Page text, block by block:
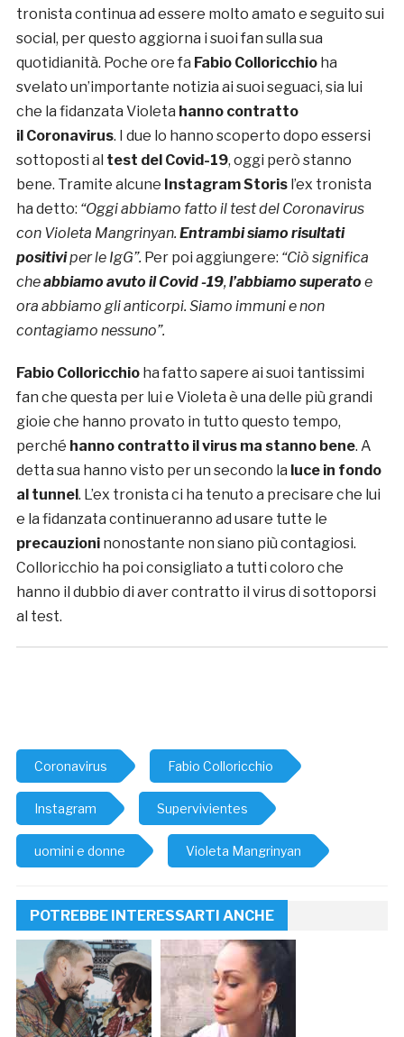
tronista continua ad essere molto amato e seguito sui
social, per questo aggiorna i suoi fan sulla sua
quotidianità. Poche ore fa Fabio Colloricchio ha
svelato un’importante notizia ai suoi seguaci, sia lui
che la fidanzata Violeta hanno contratto
il Coronavirus. I due lo hanno scoperto dopo essersi
sottoposti al test del Covid-19, oggi però stanno
bene. Tramite alcune Instagram Storis l’ex tronista
ha detto: “Oggi abbiamo fatto il test del Coronavirus
con Violeta Mangrinyan. Entrambi siamo risultati
positiviper le IgG”. Per poi aggiungere: “Ciò significa
cheabbiamo avuto il Covid -19,l’abbiamo superato e
ora abbiamo gli anticorpi. Siamo immuni e non
contagiamo nessuno”.
Fabio Colloricchio ha fatto sapere ai suoi tantissimi
fan che questa per lui e Violeta è una delle più grandi
gioie che hanno provato in tutto questo tempo,
perché hanno contratto il virus ma stanno bene. A
detta sua hanno visto per un secondo la luce in fondo
al tunnel . L’ex tronista ci ha tenuto a precisare che lui
e la fidanzata continueranno ad usare tutte le
precauzioninonostante non siano più contagiosi.
Colloricchio ha poi consigliato a tutti coloro che
hanno il dubbio di aver contratto il virus di sottoporsi
al test.
Coronavirus Fabio Colloricchio
Instagram Supervivientes
uomini e donne Violeta Mangrinyan
POTREBBE INTERESSARTI ANCHE